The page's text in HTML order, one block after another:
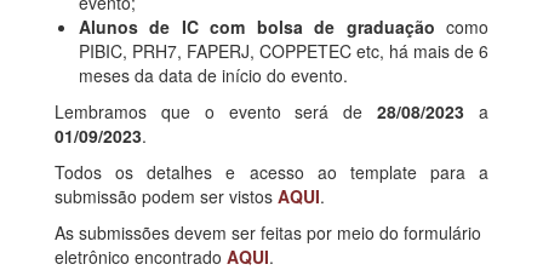
Alunos de IC com bolsa de graduação como
PIBIC, PRH7, FAPERJ, COPPETEC etc, há mais de 6
meses da data de início do evento.
Lembramos que o evento será de28/08/2023 a
01/09/2023.
Todos os detalhes e acesso ao template para a
submissão podem ser vistos AQUI.
As submissões devem ser feitas por meio do formulário
eletrônico encontrado AQUI.